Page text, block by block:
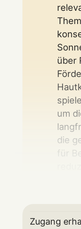
über
um
die
für
Zugang